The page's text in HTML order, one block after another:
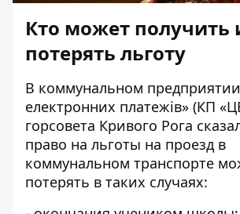
Кто может получить
потерять льготу
В коммунальном
електронних платежів» (КП
горсовета Кривого Рога
право на льготы на проезд в
коммунальном транспорте
потерять в таких случаях: